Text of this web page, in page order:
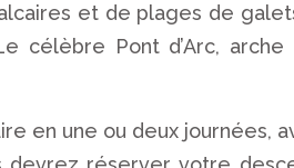
et de plages de
célèbre Pont d’Arc,
en une ou deux